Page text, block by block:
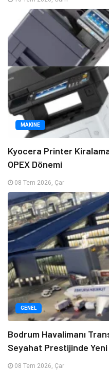
MAKINE
Kyocera Printer
OPEX Dönemi
08 Tem 2026, Çar
GENEL
Bodrum Havalimanı
Seyahat Prestijinde
08 Tem 2026, Çar